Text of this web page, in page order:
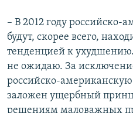
– В 2012 году
будут, скорее всего,
тенденцией к
не ожидаю. За
российско-американскую
заложен ущербный
решениям маловажных